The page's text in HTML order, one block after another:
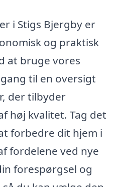
i Stigs Bjergby er
og praktisk
at bruge vores
til en oversigt
der tilbyder
høj kvalitet. Tag det
forbedre dit hjem i
fordelene ved nye
forespørgsel og